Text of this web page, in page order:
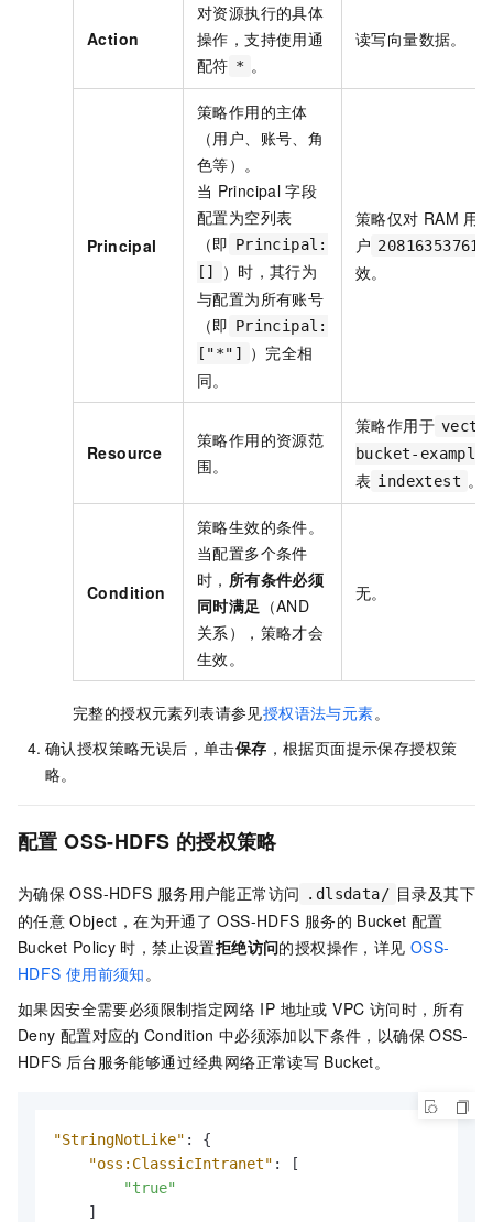
Action
对资源执行的具体
操作，支持使用通
配符 * 。
读写向量数据。
Principal
策略作用的主体
（用户、账号、角
色等）。
当 Principal 字段
配置为空列表
（即 Principal:
[]
）时，其行为
与配置为所有账号
（即 Principal:
["*"]
）完全相
同。
策略仅对 RAM 用
户
效。
Resource
策略作用的资源范
围。
策略作用于
bucket-example
表 indextest 。
Condition
策略生效的条件。
当配置多个条件
时， 所有条件必须
同时满足 （AND
关系），策略才会
生效。
无。
完整的授权元素列表请参见授权语法与元素。
确认授权策略无误后，单击保存 ，根据页面提示保存授权策
略。
配置 OSS-HDFS 的授权策略
为确保 OSS-HDFS 服务用户能正常访问 .dlsdata/ 目录及其下
的任意 Object，在为开通了 OSS-HDFS 服务的 Bucket 配置
Bucket Policy 时，禁止设置拒绝访问的授权操作，详见 OSS-
HDFS 使用前须知 。
如果因安全需要必须限制指定网络 IP 地址或 VPC 访问时，所有
Deny 配置对应的 Condition 中必须添加以下条件，以确保 OSS-
HDFS 后台服务能够通过经典网络正常读写 Bucket。
"StringNotLike" :
{
"oss:ClassicIntranet" :
[
"true"
]